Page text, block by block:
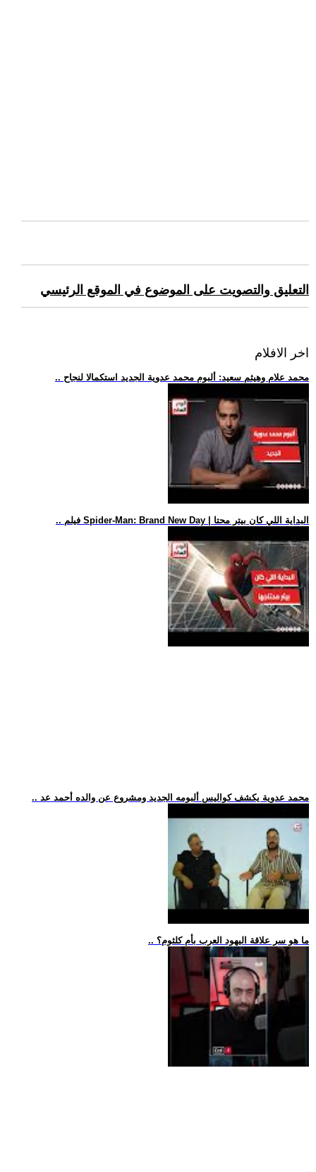
التعليق والتصويت على الموضوع في الموقع الرئيسي
اخر الافلام
.. محمد علام وهيثم سعيد: ألبوم محمد عدوية الجديد استكمالا لنجاح
.. فيلم Spider-Man: Brand New Day | البداية اللي كان بيتر محتا
.. محمد عدوية يكشف كواليس ألبومه الجديد ومشروع عن والده أحمد عد
.. ما هو سر علاقة اليهود العرب بأم كلثوم؟